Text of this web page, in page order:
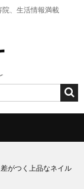
院、生活情報満載
がつく上品なネイル